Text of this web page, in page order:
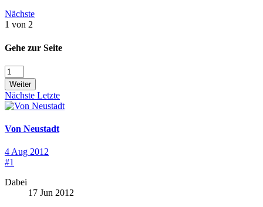
Nächste
1 von 2
Gehe zur Seite
Weiter
Nächste Letzte
Von Neustadt
4 Aug 2012
#1
Dabei
17 Jun 2012